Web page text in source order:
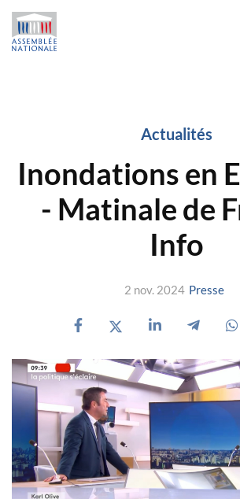
Actualités
Inondations en
- Matinale de
Info
2 nov. 2024 Presse